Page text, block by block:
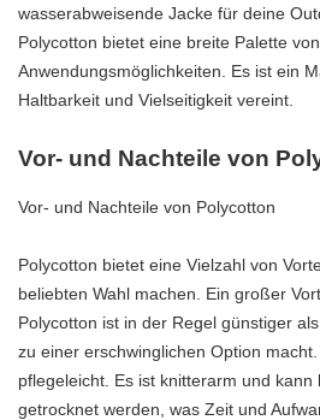
wasserabweisende Jacke für deine
Polycotton bietet eine breite Palette von
Anwendungsmöglichkeiten. Es ist ein
Haltbarkeit und Vielseitigkeit vereint.
Vor- und Nachteile von
Vor- und Nachteile von Polycotton
Polycotton bietet eine Vielzahl von
beliebten Wahl machen. Ein großer
Polycotton ist in der Regel günstiger
zu einer erschwinglichen Option
pflegeleicht. Es ist knitterarm und kann
getrocknet werden, was Zeit und